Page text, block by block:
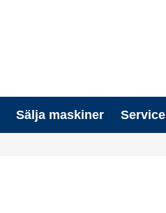
Sälja maskiner Service